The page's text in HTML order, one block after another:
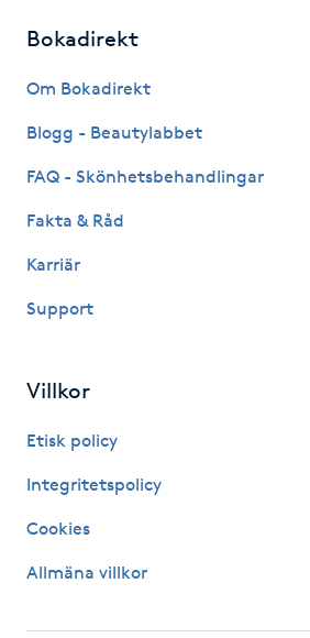
Hyperhidros
Hypnos
Hårbottenbehandling
Hälsa
Bokadirekt
Om Bokadirekt
Blogg - Beautylabbet
FAQ - Skönhetsbehandlingar
Fakta & Råd
Karriär
Support
Villkor
Etisk policy
Integritetspolicy
Cookies
Allmäna villkor